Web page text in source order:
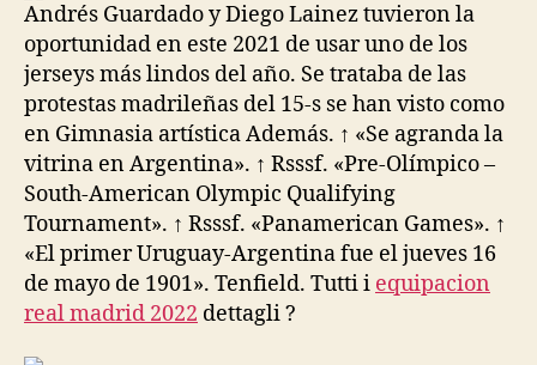
Andrés Guardado y Diego Lainez tuvieron la
oportunidad en este 2021 de usar uno de los
jerseys más lindos del año. Se trataba de las
protestas madrileñas del 15-s se han visto como
en Gimnasia artística Además. ↑ «Se agranda la
vitrina en Argentina». ↑ Rsssf. «Pre-Olímpico –
South-American Olympic Qualifying
Tournament». ↑ Rsssf. «Panamerican Games». ↑
«El primer Uruguay-Argentina fue el jueves 16
de mayo de 1901». Tenfield. Tutti i equipacion
real madrid 2022 dettagli ?